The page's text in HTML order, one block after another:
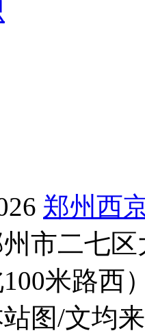
郑州西
市二七
米路西
图/文均